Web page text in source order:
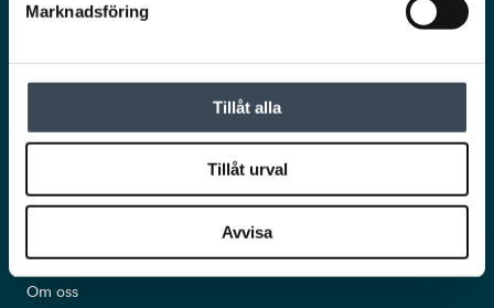
Marknadsföring
Tillåt alla
Tillåt urval
Avvisa
Ta del av det senaste från RCO!
Nyhetsbrev
Om oss